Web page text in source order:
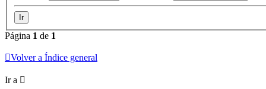
Página 1 de 1
Volver a Índice general
Ir a